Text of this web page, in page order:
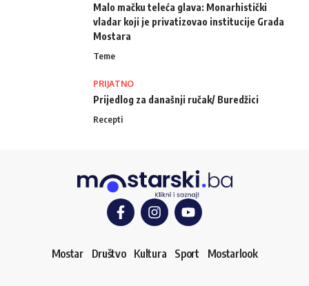
Malo mačku teleća glava: Monarhistički
vladar koji je privatizovao institucije Grada
Mostara
Teme
PRIJATNO
Prijedlog za današnji ručak/ Buredžici
Recepti
Mostar Društvo Kultura Sport Mostarlook